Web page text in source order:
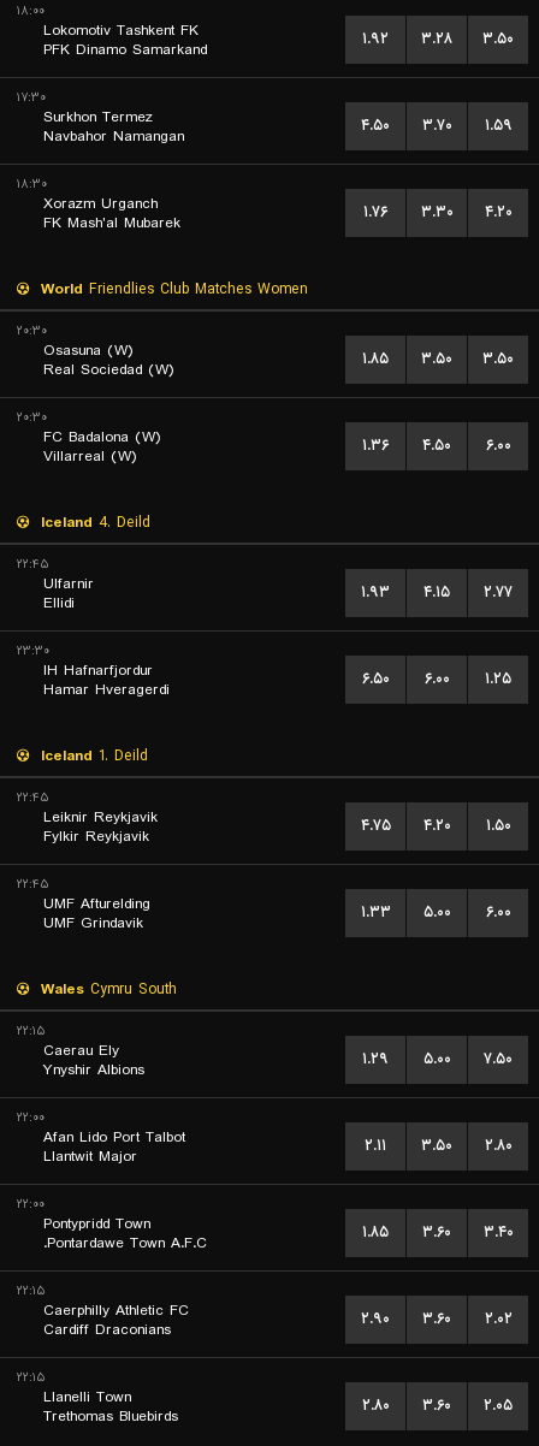
۱۸:۰۰
Lokomotiv Tashkent FK
PFK Dinamo Samarkand
۱.۹۲ ۳.۲۸ ۳.۵۰
۱۷:۳۰
Surkhon Termez
Navbahor Namangan
۴.۵۰ ۳.۷۰ ۱.۵۹
۱۸:۳۰
Xorazm Urganch
FK Mash'al Mubarek
۱.۷۶ ۳.۳۰ ۴.۲۰
World Friendlies Club Matches Women
۲۰:۳۰
Osasuna (W)
Real Sociedad (W)
۱.۸۵ ۳.۵۰ ۳.۵۰
۲۰:۳۰
FC Badalona (W)
Villarreal (W)
۱.۳۶ ۴.۵۰ ۶.۰۰
Iceland 4. Deild
۲۲:۴۵
Ulfarnir
Ellidi
۱.۹۳ ۴.۱۵ ۲.۷۷
۲۳:۳۰
IH Hafnarfjordur
Hamar Hveragerdi
۶.۵۰ ۶.۰۰ ۱.۲۵
Iceland 1. Deild
۲۲:۴۵
Leiknir Reykjavik
Fylkir Reykjavik
۴.۷۵ ۴.۲۰ ۱.۵۰
۲۲:۴۵
UMF Afturelding
UMF Grindavik
۱.۳۳ ۵.۰۰ ۶.۰۰
Wales Cymru South
۲۲:۱۵
Caerau Ely
Ynyshir Albions
۱.۲۹ ۵.۰۰ ۷.۵۰
۲۲:۰۰
Afan Lido Port Talbot
Llantwit Major
۲.۱۱ ۳.۵۰ ۲.۸۰
۲۲:۰۰
Pontypridd Town
Pontardawe Town A.F.C.
۱.۸۵ ۳.۶۰ ۳.۴۰
۲۲:۱۵
Caerphilly Athletic FC
Cardiff Draconians
۲.۹۰ ۳.۶۰ ۲.۰۲
۲۲:۱۵
Llanelli Town
Trethomas Bluebirds
۲.۸۰ ۳.۶۰ ۲.۰۵